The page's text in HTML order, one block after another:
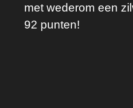
met wederom een
92 punten!